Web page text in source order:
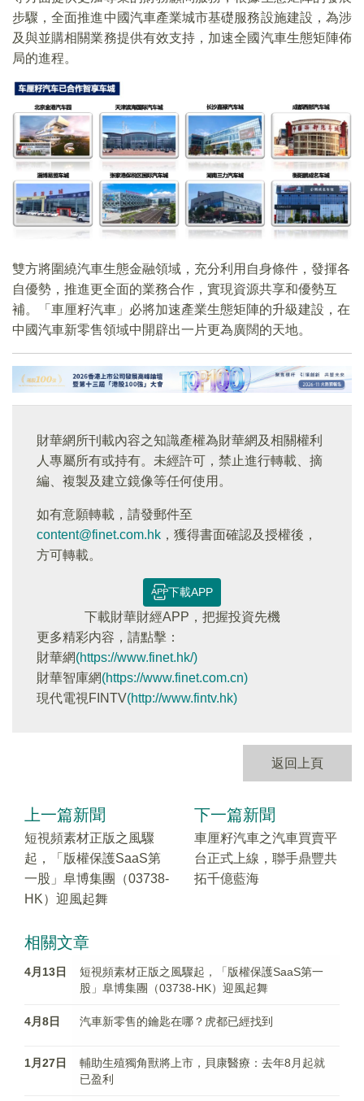
步驟，全面推進中國汽車產業城市基礎服務設施建設，為涉
及與並購相關業務提供有效支持，加速全國汽車生態矩陣佈
局的進程。
雙方將圍繞汽車生態金融領域，充分利用自身條件，發揮各
自優勢，推進更全面的業務合作，實現資源共享和優勢互
補。「車厘籽汽車」必將加速產業生態矩陣的升級建設，在
中國汽車新零售領域中開辟出一片更為廣闊的天地。
財華網所刊載內容之知識產權為財華網及相關權利
人專屬所有或持有。未經許可，禁止進行轉載、摘
編、複製及建立鏡像等任何使用。
如有意願轉載，請發郵件至
content@finet.com.hk ，獲得書面確認及授權後，
方可轉載。
下載APP
下載財華財經APP，把握投資先機
更多精彩内容，請點擊：
財華網(https://www.finet.hk/)
財華智庫網(https://www.finet.com.cn)
現代電視FINTV(http://www.fintv.hk)
返回上頁
上一篇新聞
短視頻素材正版之風驟
起，「版權保護SaaS第
一股」阜博集團（03738-
HK）迎風起舞
下一篇新聞
車厘籽汽車之汽車買賣平
台正式上線，聯手鼎豐共
拓千億藍海
相關文章
4月13日
短視頻素材正版之風驟起，「版權保護SaaS第一
股」阜博集團（03738-HK）迎風起舞
4月8日 汽車新零售的鑰匙在哪？虎都已經找到
1月27日
輔助生殖獨角獸將上市，貝康醫療：去年8月起就
已盈利